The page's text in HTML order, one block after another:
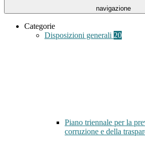
navigazione
Categorie
Disposizioni generali 20
Piano triennale per la
corruzione e della